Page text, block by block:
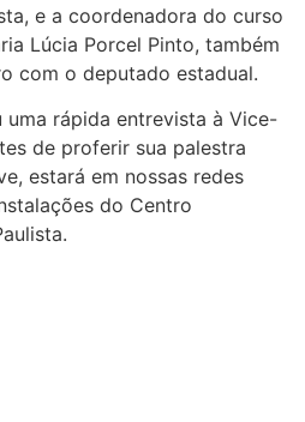
e a coordenadora do curso
Lúcia Porcel Pinto, também
com o deputado estadual.
uma rápida entrevista à Vice-
de proferir sua palestra
estará em nossas redes
do Centro